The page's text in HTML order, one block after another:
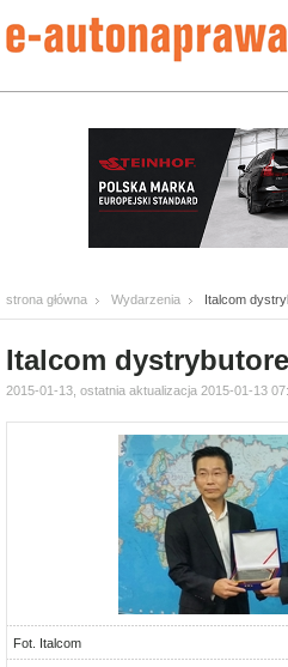
strona główna Wydarzenia Italcom
Italcom
2015-01-13, ostatnia aktualizacja 2015-01-13
Fot. Italcom